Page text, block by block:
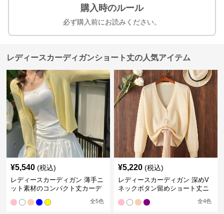
購入時のルール
必ず購入前にお読みください。
レディースカーディガンショート丈の人気アイテム
¥5,540 (税込)
レディースカーディガン 薄手ニ
ット素材のコンパクト丈カーデ
全5色
¥5,220 (税込)
レディースカーディガン 深めV
ネックボタン留めショート丈ニ
全4色